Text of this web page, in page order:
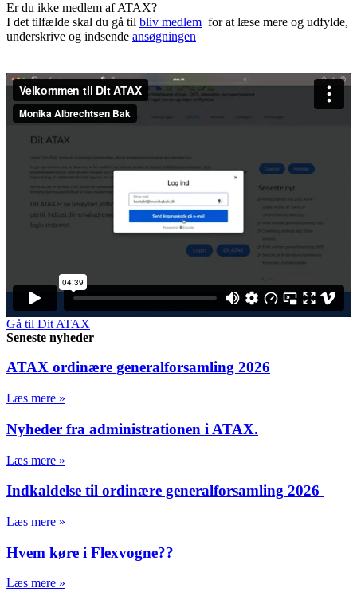
Er du ikke medlem af ATAX?
I det tilfælde skal du gå til bliv medlem for at læse mere og udfylde,
underskrive og indsende ansøgningen
Gå til Dit ATAX
Seneste nyheder
ATAX ordinære generalforsamling 2026
Læs mere »
Nyheder fra administrationen i ATAX.
Læs mere »
Indkaldelse til ordinære generalforsamling 2026
Læs mere »
Hvem køre i Flexvogne??
Læs mere »